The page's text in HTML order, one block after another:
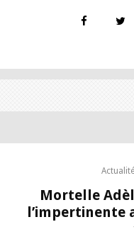
Actualité
Mortelle
l’impertinente